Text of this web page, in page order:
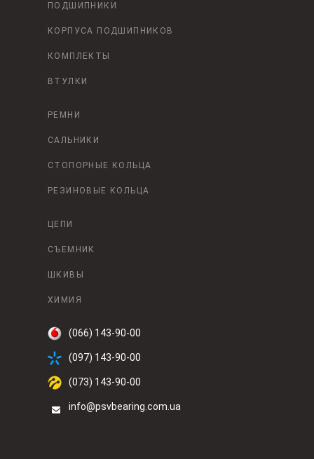
ПОДШИПНИКИ
КОРПУСА ПОДШИПНИКОВ
КОМПЛЕКТЫ
ВТУЛКИ
РЕМНИ
САЛЬНИКИ
СТОПОРНЫЕ КОЛЬЦА
РЕЗИНОВЫЕ КОЛЬЦА
ЦЕПИ
СЪЕМНИК
ШКИВЫ
ХИМИЯ
(066) 143-90-00
(097) 143-90-00
(073) 143-90-00
info@psvbearing.com.ua